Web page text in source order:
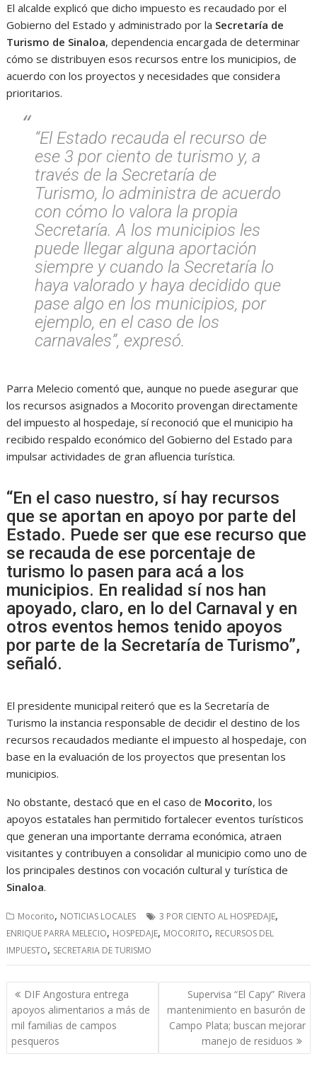
El alcalde explicó que dicho impuesto es recaudado por el
Gobierno del Estado y administrado por la Secretaría de
Turismo de Sinaloa, dependencia encargada de determinar
cómo se distribuyen esos recursos entre los municipios, de
acuerdo con los proyectos y necesidades que considera
prioritarios.
“El Estado recauda el recurso de
ese 3 por ciento de turismo y, a
través de la Secretaría de
Turismo, lo administra de acuerdo
con cómo lo valora la propia
Secretaría. A los municipios les
puede llegar alguna aportación
siempre y cuando la Secretaría lo
haya valorado y haya decidido que
pase algo en los municipios, por
ejemplo, en el caso de los
carnavales”, expresó.
Parra Melecio comentó que, aunque no puede asegurar que
los recursos asignados a Mocorito provengan directamente
del impuesto al hospedaje, sí reconoció que el municipio ha
recibido respaldo económico del Gobierno del Estado para
impulsar actividades de gran afluencia turística.
“En el caso nuestro, sí hay recursos
que se aportan en apoyo por parte del
Estado. Puede ser que ese recurso que
se recauda de ese porcentaje de
turismo lo pasen para acá a los
municipios. En realidad sí nos han
apoyado, claro, en lo del Carnaval y en
otros eventos hemos tenido apoyos
por parte de la Secretaría de Turismo”,
señaló.
El presidente municipal reiteró que es la Secretaría de
Turismo la instancia responsable de decidir el destino de los
recursos recaudados mediante el impuesto al hospedaje, con
base en la evaluación de los proyectos que presentan los
municipios.
No obstante, destacó que en el caso de Mocorito, los
apoyos estatales han permitido fortalecer eventos turísticos
que generan una importante derrama económica, atraen
visitantes y contribuyen a consolidar al municipio como uno de
los principales destinos con vocación cultural y turística de
Sinaloa.
Mocorito, NOTICIAS LOCALES 3 POR CIENTO AL HOSPEDAJE,
ENRIQUE PARRA MELECIO, HOSPEDAJE, MOCORITO, RECURSOS DEL
IMPUESTO, SECRETARIA DE TURISMO
Navegación
de
entradas
DIF Angostura entrega
apoyos alimentarios a más de
mil familias de campos
pesqueros
Supervisa “El Capy” Rivera
mantenimiento en basurón de
Campo Plata; buscan mejorar
manejo de residuos